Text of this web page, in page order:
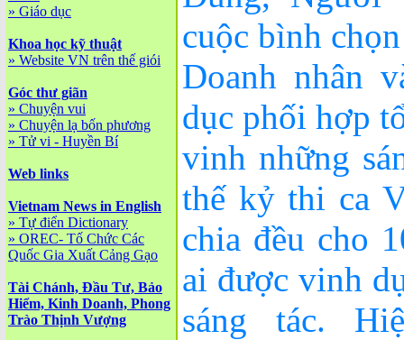
» Giáo dục
Khoa học kỹ thuật
» Website VN trên thế giói
Góc thư giãn
» Chuyện vui
» Chuyện lạ bốn phương
» Tử vi - Huyền Bí
Web links
Vietnam News in English
» Tự điển Dictionary
» OREC- Tố Chức Các
Quốc Gia Xuất Cảng Gạo
Tài Chánh, Đầu Tư, Bảo
Hiểm, Kinh Doanh, Phong
Trào Thịnh Vượng
cuộc bình
Doanh nhân
dục phối hợp
vinh những
thế kỷ thi ca
chia đều cho
ai được vinh
sáng tác.